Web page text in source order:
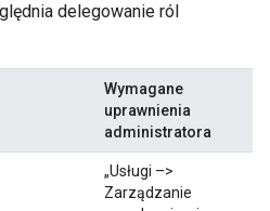
delegowanie ról
Wymagane
uprawnienia
administratora
„Usługi –>
Zarządzanie